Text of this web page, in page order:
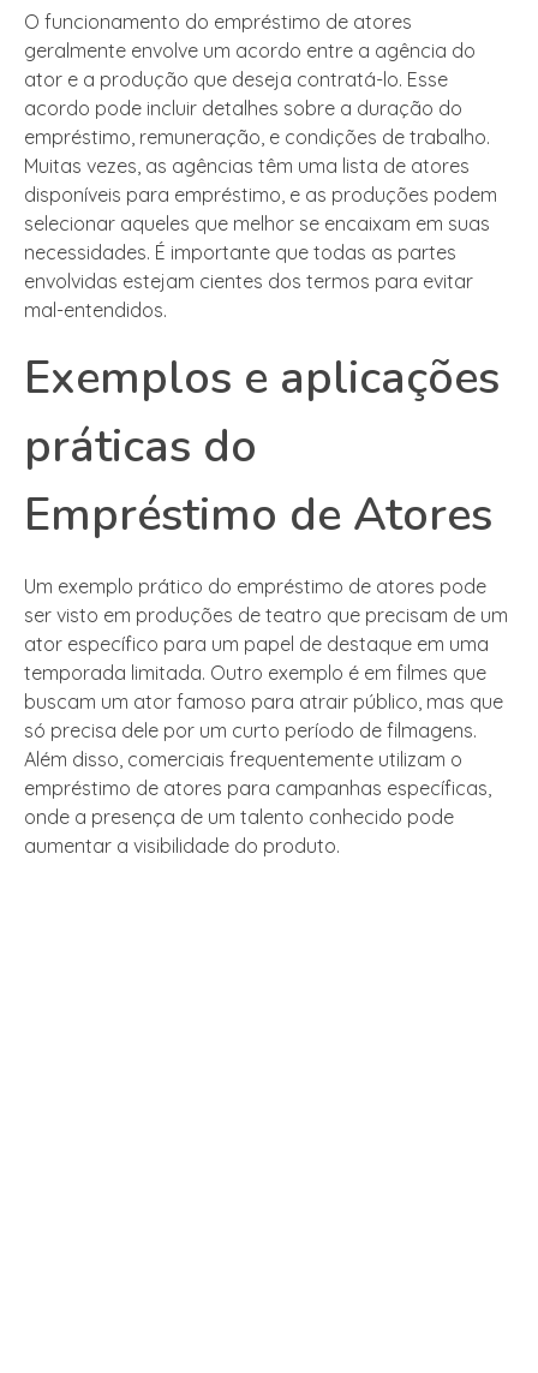
O funcionamento do empréstimo de atores
geralmente envolve um acordo entre a agência do
ator e a produção que deseja contratá-lo. Esse
acordo pode incluir detalhes sobre a duração do
empréstimo, remuneração, e condições de trabalho.
Muitas vezes, as agências têm uma lista de atores
disponíveis para empréstimo, e as produções podem
selecionar aqueles que melhor se encaixam em suas
necessidades. É importante que todas as partes
envolvidas estejam cientes dos termos para evitar
mal-entendidos.
Exemplos e aplicações
práticas do
Empréstimo de Atores
Um exemplo prático do empréstimo de atores pode
ser visto em produções de teatro que precisam de um
ator específico para um papel de destaque em uma
temporada limitada. Outro exemplo é em filmes que
buscam um ator famoso para atrair público, mas que
só precisa dele por um curto período de filmagens.
Além disso, comerciais frequentemente utilizam o
empréstimo de atores para campanhas específicas,
onde a presença de um talento conhecido pode
aumentar a visibilidade do produto.